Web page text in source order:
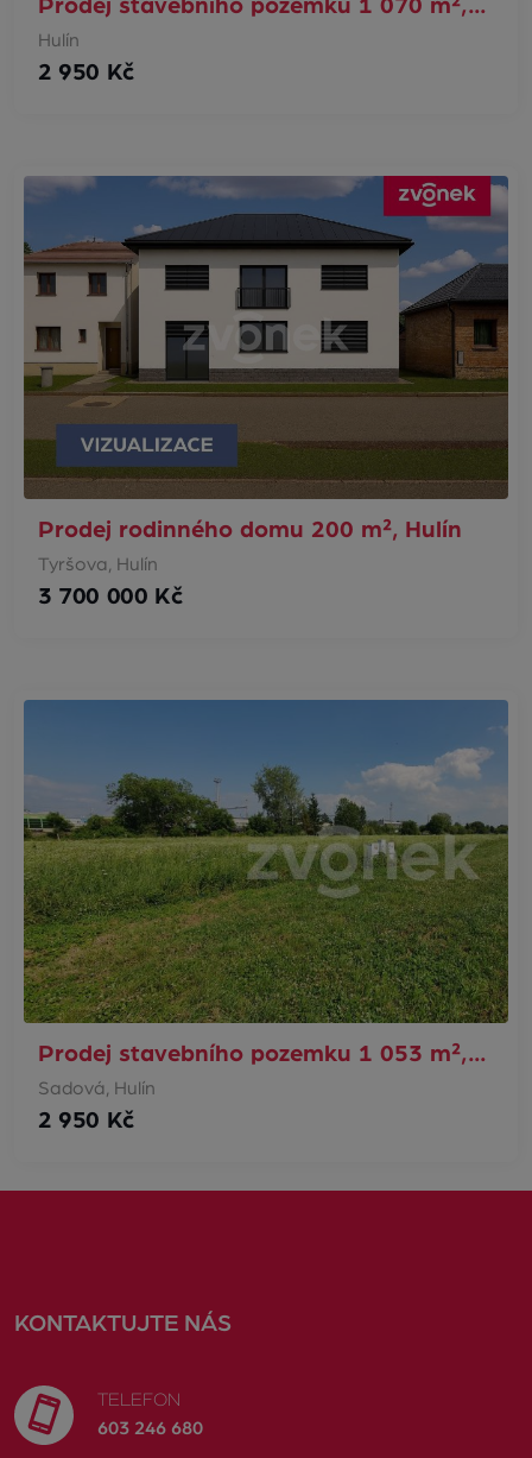
Prodej stavebního pozemku 1 070 m²,…
Hulín
2 950 Kč
Prodej rodinného domu 200 m², Hulín
Tyršova, Hulín
3 700 000 Kč
Prodej stavebního pozemku 1 053 m²,…
Sadová, Hulín
2 950 Kč
KONTAKTUJTE NÁS
TELEFON
603 246 680